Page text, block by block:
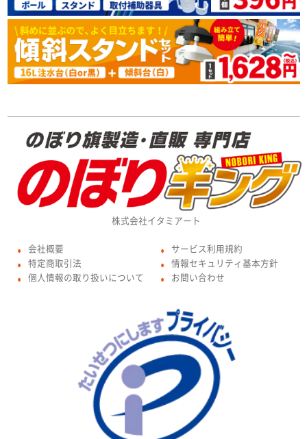
株式会社イタミアート
● 会社概要
● 特定商取引法
● 個人情報の取り扱いについて
● サービス利用規約
● 情報セキュリティ基本方針
● お問い合わせ